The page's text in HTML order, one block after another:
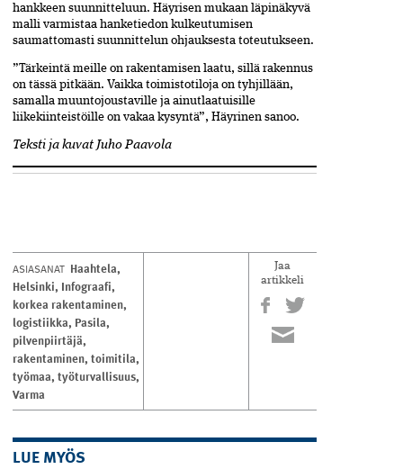
hankkeen suunnitteluun. Häyrisen mukaan läpinäkyvä
malli varmistaa hanketiedon kulkeutumisen
saumattomasti suunnittelun ohjauksesta toteutukseen.
”Tärkeintä meille on rakentamisen laatu, sillä rakennus
on tässä pitkään. Vaikka toimistotiloja on tyhjillään,
samalla muuntojoustaville ja ainutlaatuisille
liikekiinteistöille on vakaa kysyntä”, Häyrinen sanoo.
Teksti ja kuvat Juho Paavola
ASIASANAT Haahtela,
Helsinki, Infograafi,
korkea rakentaminen,
logistiikka, Pasila,
pilvenpiirtäjä,
rakentaminen, toimitila,
työmaa, työturvallisuus,
Varma
Jaa
artikkeli
LUE MYÖS